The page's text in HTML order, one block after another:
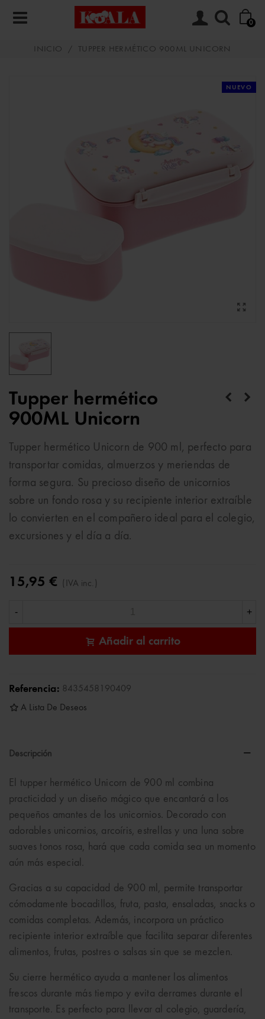
0
INICIO / TUPPER HERMÉTICO 900ML UNICORN
NUEVO
Tupper hermético
900ML Unicorn
Tupper hermético Unicorn de 900 ml, perfecto para
transportar comidas, almuerzos y meriendas de
forma segura. Su precioso diseño de unicornios
sobre un fondo rosa y su recipiente interior extraíble
lo convierten en el compañero ideal para el colegio,
excursiones y el día a día.
15,95 € (IVA inc.)
- +
Añadir al carrito
Referencia: 8435458190409
A Lista De Deseos
Descripción
El tupper hermético Unicorn de 900 ml combina
practicidad y un diseño mágico que encantará a los
pequeños amantes de los unicornios. Decorado con
adorables unicornios, arcoíris, estrellas y una luna sobre
suaves tonos rosa, hará que cada comida sea un momento
aún más especial.
Gracias a su capacidad de 900 ml, permite transportar
cómodamente bocadillos, fruta, pasta, ensaladas, snacks o
comidas completas. Además, incorpora un práctico
recipiente interior extraíble que facilita separar diferentes
alimentos, frutas, postres o salsas sin que se mezclen.
Su cierre hermético ayuda a mantener los alimentos
frescos durante más tiempo y evita derrames durante el
transporte. Es perfecto para llevar al colegio, guardería,